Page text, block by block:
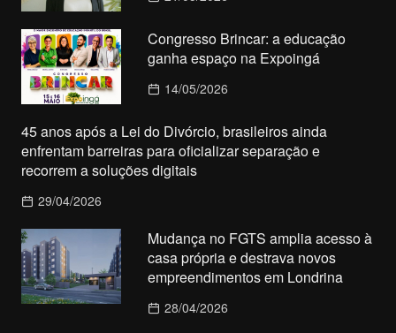
Congresso Brincar: a educação
ganha espaço na Expoingá
14/05/2026
45 anos após a Lei do Divórcio, brasileiros ainda
enfrentam barreiras para oficializar separação e
recorrem a soluções digitais
29/04/2026
Mudança no FGTS amplia acesso à
casa própria e destrava novos
empreendimentos em Londrina
28/04/2026